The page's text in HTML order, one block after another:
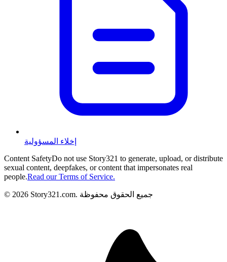
إخلاء المسؤولية
Content SafetyDo not use Story321 to generate, upload, or distribute
sexual content, deepfakes, or content that impersonates real
people.Read our Terms of Service.
© 2026 Story321.com. جميع الحقوق محفوظة